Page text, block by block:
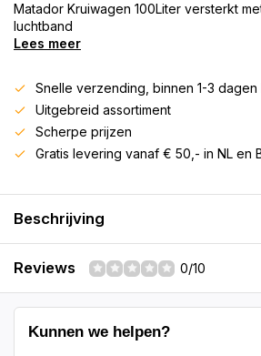
Matador Kruiwagen 100Liter versterkt
luchtband
Lees meer
Snelle verzending, binnen 1-3
Uitgebreid assortiment
Scherpe prijzen
Gratis levering vanaf € 50,- in NL en
Beschrijving
Reviews 0/10
Kunnen we helpen?